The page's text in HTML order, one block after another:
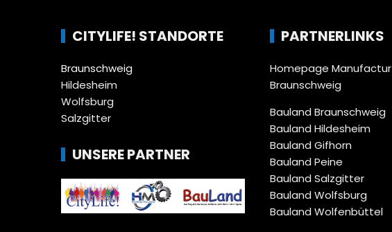
CITYLIFE! STANDORTE
Braunschweig
Hildesheim
Wolfsburg
Salzgitter
UNSERE PARTNER
PARTNERLINKS
Homepage Manufactur
Braunschweig
Bauland Braunschweig
Bauland Hildesheim
Bauland Gifhorn
Bauland Peine
Bauland Salzgitter
Bauland Wolfsburg
Bauland Wolfenbüttel